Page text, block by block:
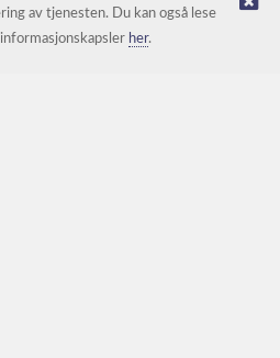
Nettbutikk levert av Kréatif
av tjenesten. Du kan også lese
her.